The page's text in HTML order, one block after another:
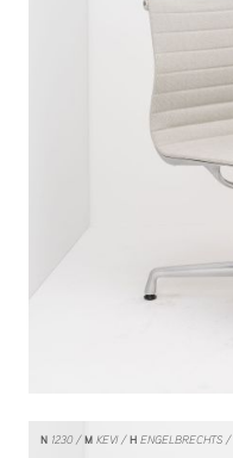
N1230 MKEVI HENGELBRECHTS